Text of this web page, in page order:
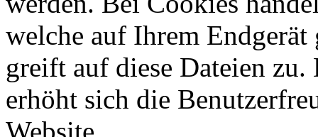
welche auf Ihrem
greift auf diese Dateien
erhöht sich die
Website.